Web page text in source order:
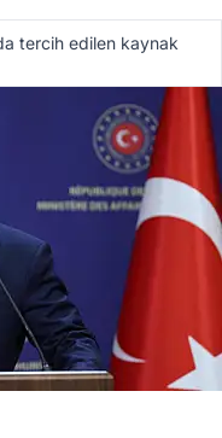
tercih edilen kaynak